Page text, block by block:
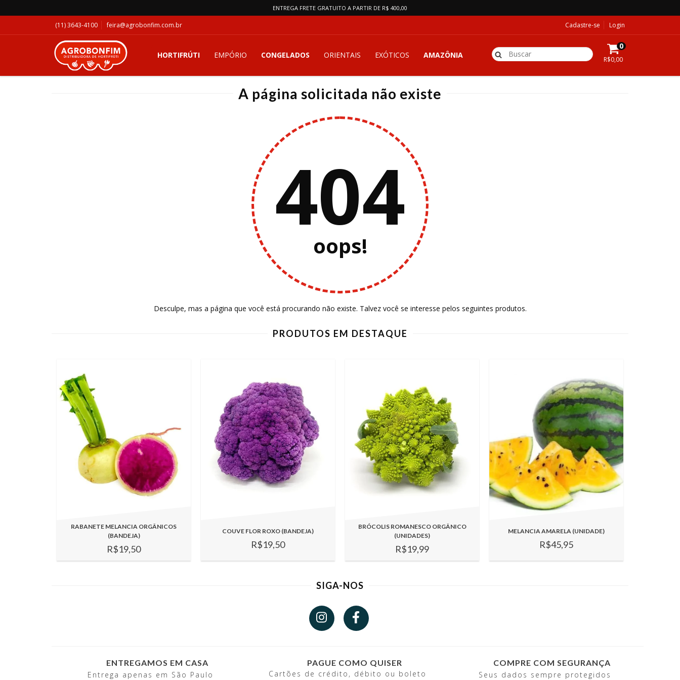
ENTREGA FRETE GRATUITO A PARTIR DE R$ 400,00
(11) 3643-4100 feira@agrobonfim.com.br Cadastre-se Login
HORTIFRÚTI EMPÓRIO CONGELADOS ORIENTAIS EXÓTICOS AMAZÔNIA
0
R$0,00
A página solicitada não existe
404
oops!
Desculpe, mas a página que você está procurando não existe. Talvez você se interesse pelos seguintes produtos.
PRODUTOS EM DESTAQUE
RABANETE MELANCIA ORGÂNICOS
(BANDEJA)
R$19,50
COUVE FLOR ROXO (BANDEJA)
R$19,50
BRÓCOLIS ROMANESCO ORGÂNICO
(UNIDADES)
R$19,99
MELANCIA AMARELA (UNIDADE)
R$45,95
SIGA-NOS
ENTREGAMOS EM CASA
Entrega apenas em São Paulo
PAGUE COMO QUISER
Cartões de crédito, débito ou boleto
COMPRE COM SEGURANÇA
Seus dados sempre protegidos